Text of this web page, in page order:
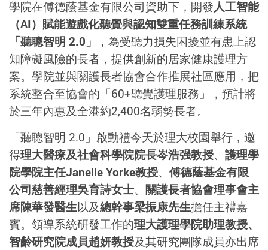
學院在傅德蔭基金有限公司資助下，開發人工智能
（AI）賦能遊戲化聽覺與認知雙重任務訓練系統
「聽聰智明 2.0」
，為受聽力損失困擾並有患上認
知障礙風險的長者，提供創新的居家健康護理方
案。學院並與關護長者協會合作推展社區應用，把
系統整合至協會的「60+聽覺護理服務」，預計將
於三年內惠及全港約2,400名弱勢長者。
「聽聰智明 2.0」啟動禮今天於理大校園舉行，邀
得理大醫療及社會科學院院長岑浩强教授、 護理學
院學院主任Janelle Yorke教授、 傅德蔭基金有限
公司慈善經理吳育詩女士、 關護長者協會理事會主
席陳華發醫生以及總幹事梁振康先生擔任主禮嘉
賓。領導系統研發工作的理大護理學院助理教授、
智齡研究院成員趙妍教授及其研究團隊成員亦出席